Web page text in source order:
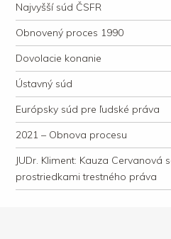
Najvyšší súd ČSFR
Obnovený proces 1990
Dovolacie konanie
Ústavný súd
Európsky súd pre ľudské práva
2021 – Obnova procesu
JUDr. Kliment: Kauza
prostriedkami trestného práva